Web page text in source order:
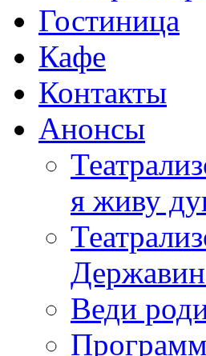
Гостиница
Кафе
Контакты
Анонсы
я живу
Веди